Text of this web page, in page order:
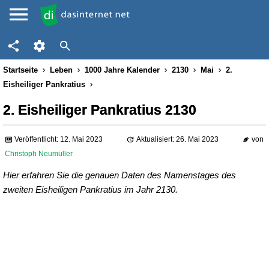
Startseite Leben 1000 Jahre Kalender 2130 Mai
2.
Eisheiliger Pankratius
2. Eisheiliger Pankratius 2130
Veröffentlicht: 12. Mai 2023 Aktualisiert: 26. Mai 2023
von
Christoph Neumüller
Hier erfahren Sie die genauen Daten des Namenstages des
zweiten Eisheiligen Pankratius im Jahr 2130.